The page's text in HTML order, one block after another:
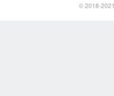
© 2018-2021